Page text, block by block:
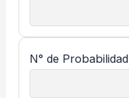
N° de Probabilidad